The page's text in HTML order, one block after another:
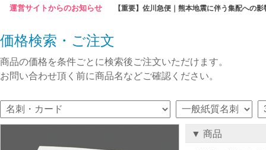
運営サイトからのお知らせ 【重要】佐川急便｜熊本地震に伴う集配への
価格検索・ご注文
商品の価格を条件ごとに検索後ご注文いただけます。
お問い合わせ頂く前に商品名などご確認ください。
▼ 商品